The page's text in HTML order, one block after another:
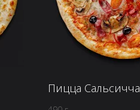
Пицца Сальсичча